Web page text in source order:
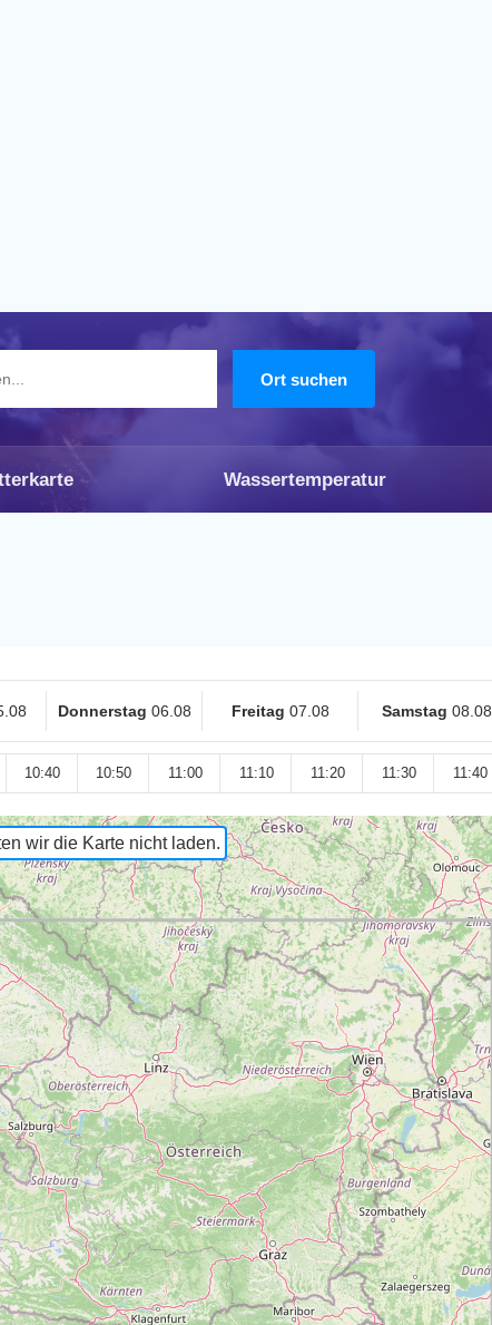
Wassertemperatur
Donnerstag 06.08 Freitag 07.08 Samstag 08.08
10:40 10:50 11:00 11:10 11:20 11:30 11:40
wir die Karte nicht laden.